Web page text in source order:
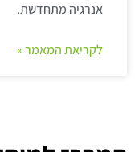
אנרגיה מתחדשת.
לקריאת המאמר »